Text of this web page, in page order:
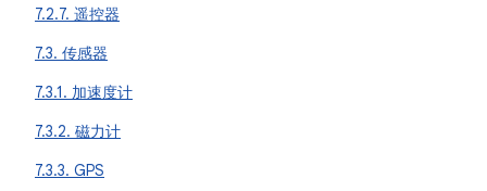
7.2.7. 遥控器
7.3. 传感器
7.3.1. 加速度计
7.3.2. 磁力计
7.3.3. GPS